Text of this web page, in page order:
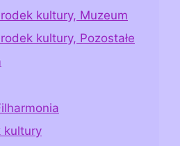
kultury, Muzeum
kultury, Pozostałe
kultury